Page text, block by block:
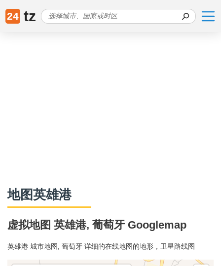
24 tz
地图英雄港
虚拟地图 英雄港, 葡萄牙 Googlemap
英雄港 城市地图, 葡萄牙 详细的在线地图的地形，卫星路线图